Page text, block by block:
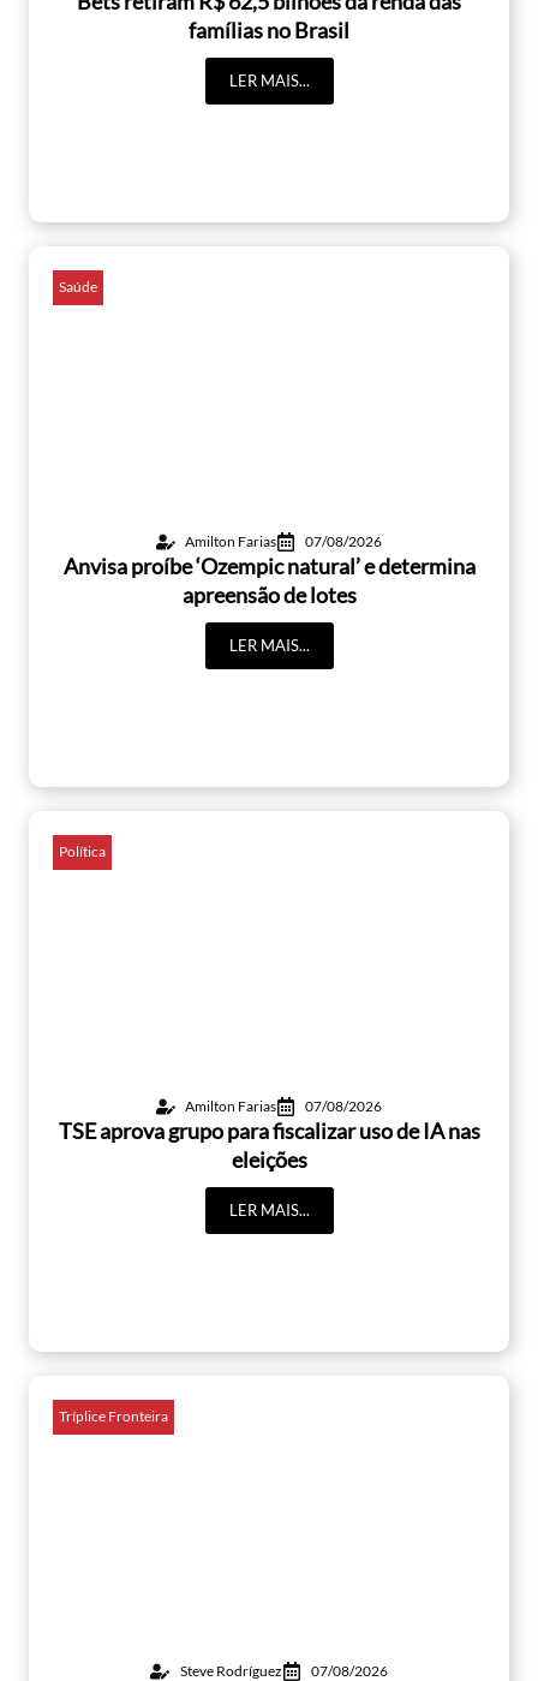
famílias no Brasil
LER MAIS...
Saúde
Amilton Farias 07/08/2026
Anvisa proíbe ‘Ozempic natural’ e determina
apreensão de lotes
LER MAIS...
Política
Amilton Farias 07/08/2026
TSE aprova grupo para fiscalizar uso de IA nas
eleições
LER MAIS...
Tríplice Fronteira
Steve Rodríguez 07/08/2026